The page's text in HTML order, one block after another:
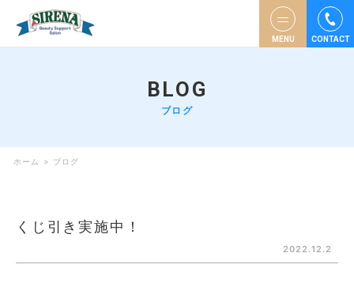
MENU CONTACT
BLOG
ブログ
ホーム > ブログ
くじ引き実施中！
2022.12.2